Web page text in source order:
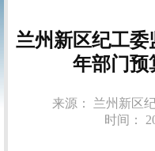
兰州新区纪工委
年部门预
来源： 兰州新区
时间：